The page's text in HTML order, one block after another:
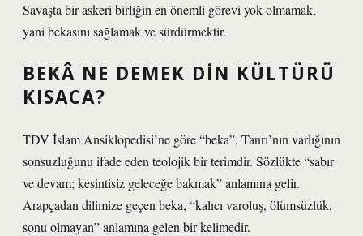
Savaşta bir askeri birliğin en önemli görevi yok olmamak,
yani bekasını sağlamak ve sürdürmektir.
BEKÂ NE DEMEK DIN KÜLTÜRÜ
KISACA?
TDV İslam Ansiklopedisi’ne göre “beka”, Tanrı’nın varlığının
sonsuzluğunu ifade eden teolojik bir terimdir. Sözlükte “sabır
ve devam; kesintisiz geleceğe bakmak” anlamına gelir.
Arapçadan dilimize geçen beka, “kalıcı varoluş, ölümsüzlük,
sonu olmayan” anlamına gelen bir kelimedir.